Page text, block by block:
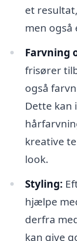
et
men også
Farvning
frisører
også
Dette kan
kreative
look.
Styling:
hjælpe
derfra
kan give